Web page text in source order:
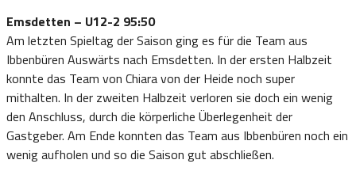
Emsdetten – U12-2 95:50
Am letzten Spieltag der Saison ging es für die Team aus
Ibbenbüren Auswärts nach Emsdetten. In der ersten Halbzeit
konnte das Team von Chiara von der Heide noch super
mithalten. In der zweiten Halbzeit verloren sie doch ein wenig
den Anschluss, durch die körperliche Überlegenheit der
Gastgeber. Am Ende konnten das Team aus Ibbenbüren noch ein
wenig aufholen und so die Saison gut abschließen.